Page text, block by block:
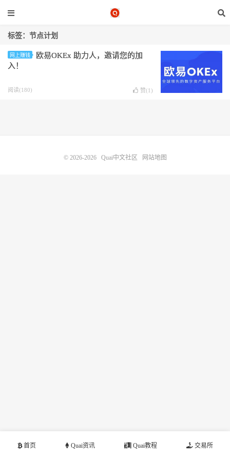
标签：节点计划
网上赚钱
欧易OKEx 助力人，邀请您的加
入！
阅读(180) 赞(1 )
首页 Quai资讯 Quai教程 交易所
© 2026-2026 Quai中文社区 网站地图